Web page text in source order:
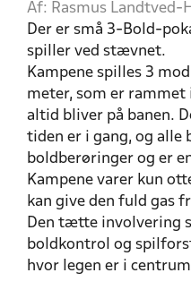
Af: Rasmus Landtved-
Der er små 3-Bold-
spiller ved stævnet.
Kampene spilles 3
meter, som er rammet
altid bliver på banen.
tiden er i gang, og alle
boldberøringer og er
Kampene varer kun
kan give den fuld gas
Den tætte involvering
boldkontrol og
hvor legen er i